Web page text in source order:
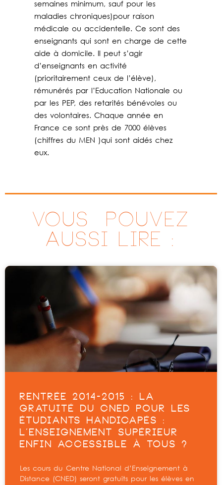
semaines minimum, sauf pour les
maladies chroniques)pour raison
médicale ou accidentelle. Ce sont des
enseignants qui sont en charge de cette
aide à domicile. Il peut s’agir
d’enseignants en activité
(prioritairement ceux de l’élève),
rémunérés par l’Education Nationale ou
par les PEP, des retarités bénévoles ou
des volontaires. Chaque année en
France ce sont près de 7000 élèves
(chiffres du MEN )qui sont aidés chez
eux.
VOUS ^POUVEZ
AUSSI LIRE :
RENTRÉE 2014-2015 : LA
GRATUITÉ DU CNED POUR LES
ÉTUDIANTS HANDICAPÉS :
L’ENSEIGNEMENT SUPÉRIEUR
ENFIN ACCESSIBLE À TOUS ?
Les cours du Centre National d’Enseignement à
Distance (CNED) seront gratuits pour les élèves en